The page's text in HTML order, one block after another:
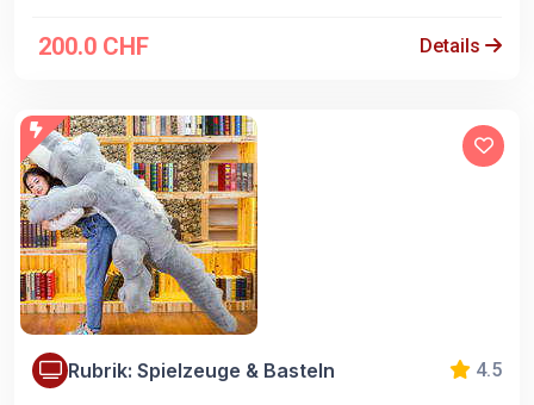
200.0 CHF Details
Rubrik: Spielzeuge & Basteln 4.5